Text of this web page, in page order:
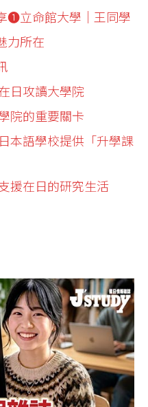
❶立命館大學│王同學
力所在
日攻讀大學院
院的重要關卡
本語學校提供「升學課
援在日的研究生活